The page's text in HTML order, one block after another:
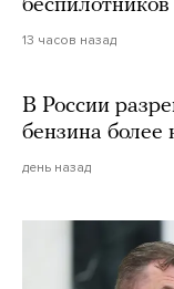
13 часов назад
В России
бензина более
день назад